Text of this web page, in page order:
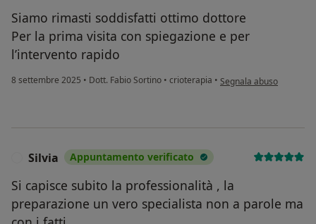
Siamo rimasti soddisfatti ottimo dottore
Per la prima visita con spiegazione e per
l’intervento rapido
8 settembre 2025 • Dott. Fabio Sortino • crioterapia • secondo l'opinione
Segnala abuso
Silvia Appuntamento verificato
Si capisce subito la professionalità , la
preparazione un vero specialista non a parole ma